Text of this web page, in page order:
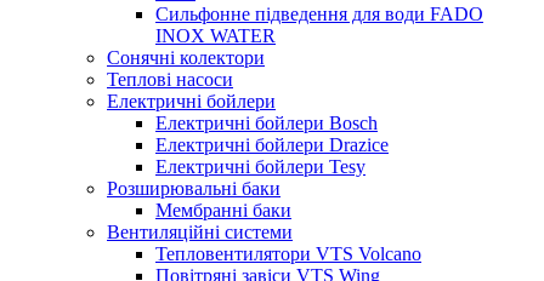
Сильфонне підведення для води FADO
INOX WATER
Сонячні колектори
Теплові насоси
Електричні бойлери
Електричні бойлери Bosch
Електричні бойлери Drazice
Електричні бойлери Tesy
Розширювальні баки
Мембранні баки
Вентиляційні системи
Тепловентилятори VTS Volcano
Повітряні завіси VTS Wing